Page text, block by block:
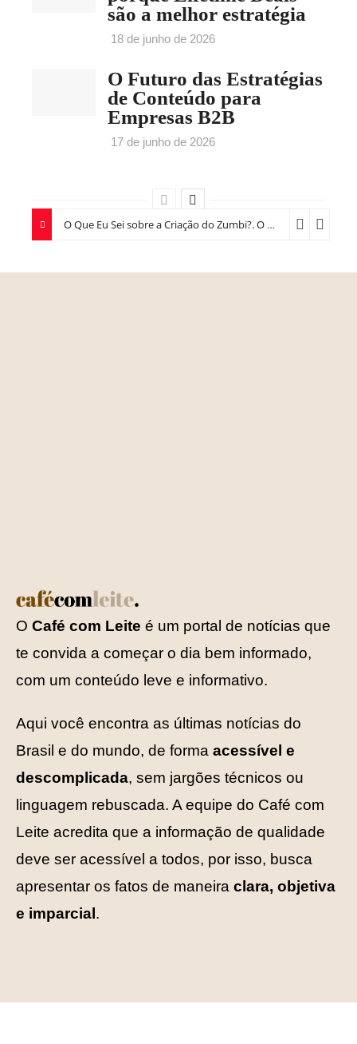
são a melhor estratégia
18 de junho de 2026
O Futuro das Estratégias
de Conteúdo para
Empresas B2B
17 de junho de 2026
O Que Eu Sei sobre a Criação do Zumbi?. O Que Eu Sei Sobre a Criação do Zumbi
O Café com Leite é um portal de notícias que
te convida a começar o dia bem informado,
com um conteúdo leve e informativo.
Aqui você encontra as últimas notícias do
Brasil e do mundo, de forma acessível e
descomplicada, sem jargões técnicos ou
linguagem rebuscada. A equipe do Café com
Leite acredita que a informação de qualidade
deve ser acessível a todos, por isso, busca
apresentar os fatos de maneira clara, objetiva
e imparcial.